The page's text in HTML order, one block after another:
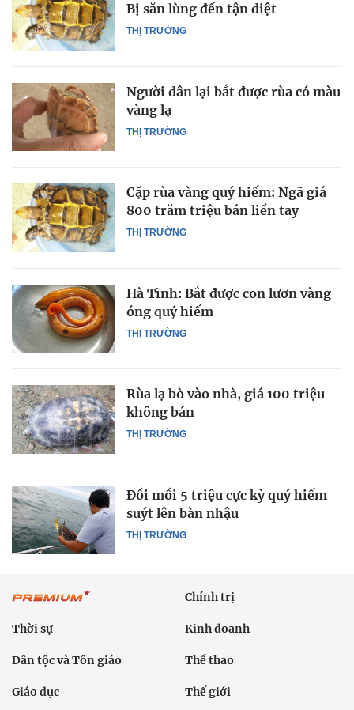
THỊ TRƯỜNG
Bị săn lùng đến tận diệt
THỊ TRƯỜNG
Người dân lại bắt được rùa có màu
vàng lạ
THỊ TRƯỜNG
Cặp rùa vàng quý hiếm: Ngã giá
800 trăm triệu bán liền tay
THỊ TRƯỜNG
Hà Tĩnh: Bắt được con lươn vàng
óng quý hiếm
THỊ TRƯỜNG
Rùa lạ bò vào nhà, giá 100 triệu
không bán
THỊ TRƯỜNG
Đồi mồi 5 triệu cực kỳ quý hiếm
suýt lên bàn nhậu
Chính trị
Thời sự Kinh doanh
Dân tộc và Tôn giáo Thể thao
Giáo dục Thế giới